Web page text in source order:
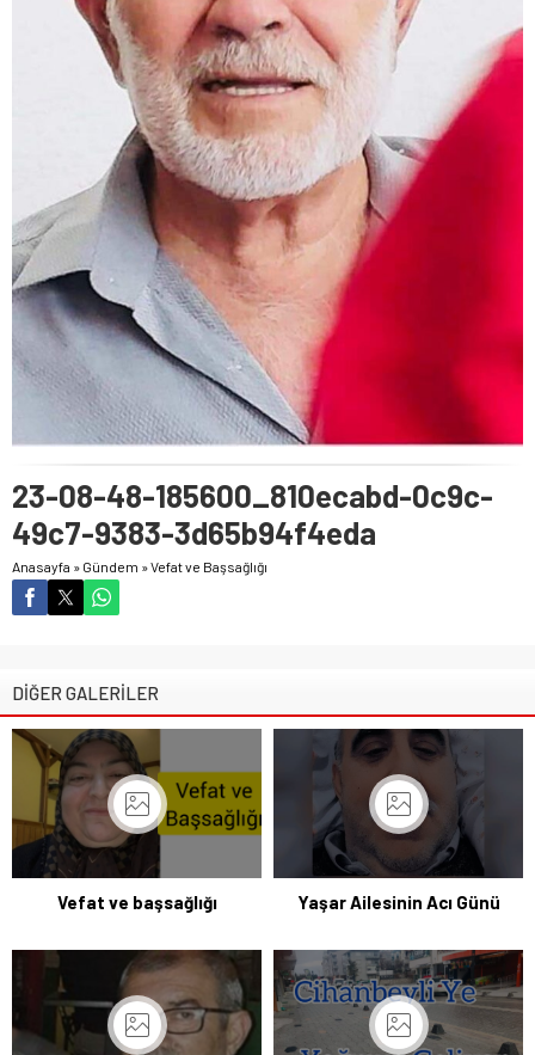
23-08-48-185600_810ecabd-0c9c-
49c7-9383-3d65b94f4eda
Anasayfa » Gündem »Vefat ve Başsağlığı
DİĞER GALERİLER
Vefat ve başsağlığı Yaşar Ailesinin Acı Günü